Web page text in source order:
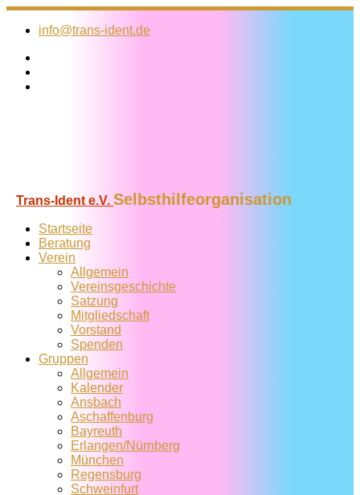
Zum
Inhalt
info@trans-ident.de
Trans-Ident e.V. Selbsthilfeorganisation
Startseite
Beratung
Verein
Allgemein
Vereins­geschichte
Satzung
Mitglied­schaft
Vorstand
Spenden
Gruppen
Allgemein
Kalender
Ansbach
Aschaffenburg
Bayreuth
Erlangen/Nürnberg
München
Regensburg
Schweinfurt